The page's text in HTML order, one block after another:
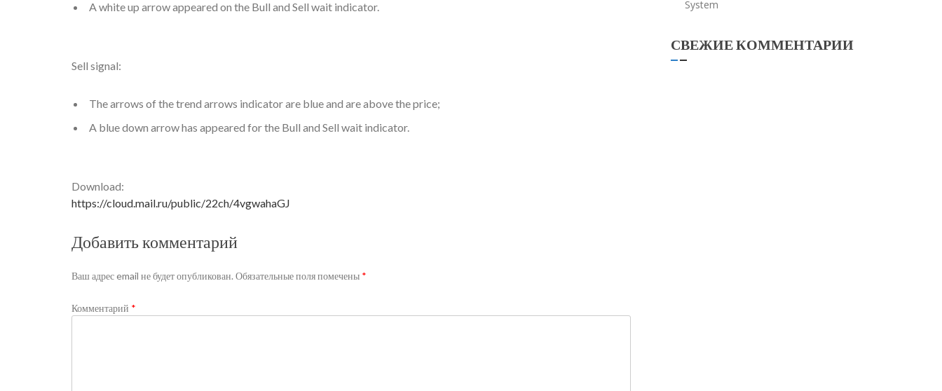
A white up arrow appeared on the Bull and Sell wait indicator.
Sell signal:
The arrows of the trend arrows indicator are blue and are above the price;
A blue down arrow has appeared for the Bull and Sell wait indicator.
Download:
https://cloud.mail.ru/public/22ch/4vgwahaGJ
Добавить комментарий
Ваш адрес email не будет опубликован. Обязательные поля помечены *
Комментарий *
System
СВЕЖИЕ КОММЕНТАРИИ